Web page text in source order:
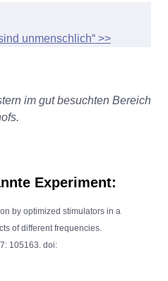
unmenschlich“ >>
im gut besuchten Bereich
Experiment:
by optimized stimulators in a
of different frequencies.
105163. doi: